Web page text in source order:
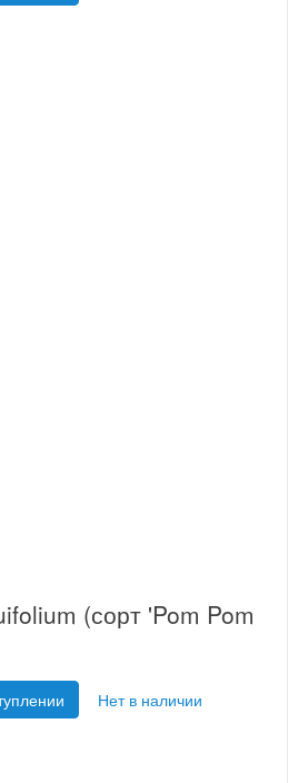
(сорт 'Pom Pom
Нет в наличии